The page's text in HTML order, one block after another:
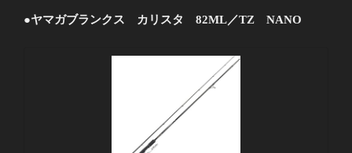
●ヤマガブランクス カリスタ 82ML／TZ NANO